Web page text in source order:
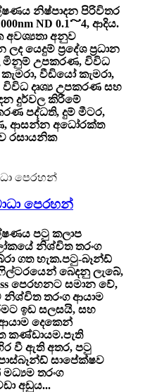
නිෂ්පාදන පිරිවිතර
ND 0.1～4, ආදිය.
අවශ්‍යතා අනුව
යෙදුම් ප්‍රදේශ ප්‍රධාන
මිනුම් උපකරණ, විවිධ
වීඩියෝ කැමරා,
දෘශ්‍ය උපකරණ සහ
දුර්වල කිරීමේ
පද්ධති, දුම් මීටර,
ආසන්න අධෝරක්ත
රසායනික
පෙරහන්
පටු කලාප
නිශ්චිත තරංග
ගත හැක.පටු-බෑන්ඩ්
ෆිල්ටරයෙන් බෙදනු ලැබේ,
පෙරහනට සමාන වේ,
නිශ්චිත තරංග ආයාම
ඉඩ සලසයි, සහ
දෙකෙන්
කණ්ඩායම.පැති
වී ඇති අතර, පටු
සාපේක්ෂව
තරංග
අඩුය...